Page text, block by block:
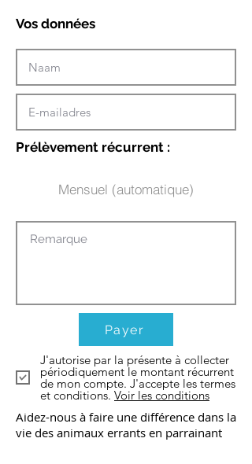
Vos données
Prélèvement récurrent :
Mensuel (automatique)
Payer
J'autorise par la présente à collecter
périodiquement le montant récurrent
de mon compte. J'accepte les termes
et conditions. Voir les conditions
Aidez-nous à faire une différence dans la
vie des animaux errants en parrainant